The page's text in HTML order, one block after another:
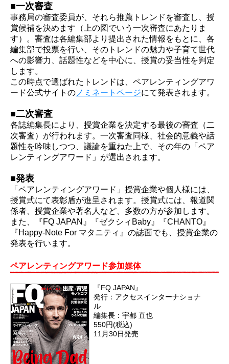
■一次審査
事務局の審査委員が、それら推薦トレンドを審査し、授
賞候補を決めます（上の図でいう一次審査にあたりま
す）。審査は各編集部より提出された情報をもとに、各
編集部で投票を行い、そのトレンドの魅力や子育て世代
への影響力、話題性などを中心に、授賞の妥当性を判定
します。
この時点で選ばれたトレンドは、ペアレンティングアワ
ード公式サイトの ノミネートページにて発表されます。
■二次審査
各誌編集長により、授賞企業を決定する最後の審査（二
次審査）が行われます。一次審査同様、社会的意義や話
題性を吟味しつつ、議論を重ねた上で、その年の「ペア
レンティングアワード」が選出されます。
■発表
「ペアレンティングアワード」授賞企業や個人様には、
授賞式にて表彰盾が進呈されます。授賞式には、報道関
係者、授賞企業や著名人など、多数の方が参加します。
また、『FQ JAPAN』『ゼクシィBaby』『CHANTO』
『Happy-Note For マタニティ』の誌面でも、授賞企業の
発表を行います。
ペアレンティングアワード参加媒体
『FQ JAPAN』
発行：アクセスインターナショナ
ル
編集長：宇都 直也
550円(税込)
11月30日発売